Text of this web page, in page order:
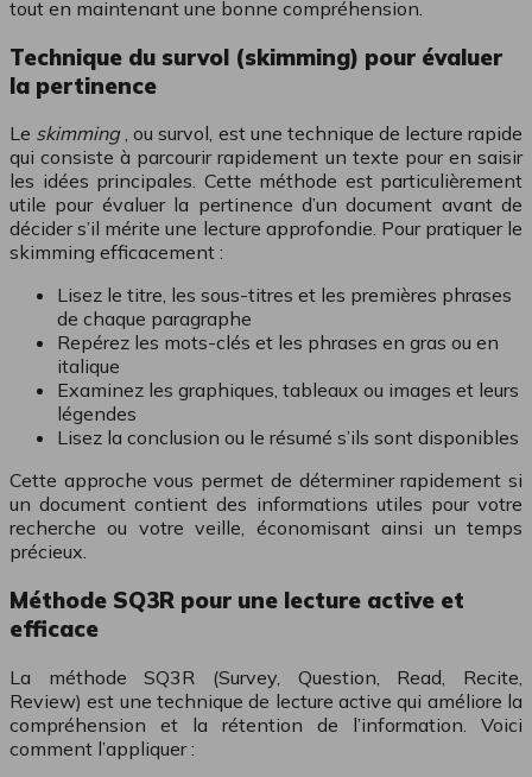
tout en maintenant une bonne compréhension.
Technique du survol (skimming) pour évaluer
la pertinence
Le skimming, ou survol, est une technique de lecture rapide
qui consiste à parcourir rapidement un texte pour en saisir
les idées principales. Cette méthode est particulièrement
utile pour évaluer la pertinence d’un document avant de
décider s’il mérite une lecture approfondie. Pour pratiquer le
skimming efficacement :
Lisez le titre, les sous-titres et les premières phrases
de chaque paragraphe
Repérez les mots-clés et les phrases en gras ou en
italique
Examinez les graphiques, tableaux ou images et leurs
légendes
Lisez la conclusion ou le résumé s’ils sont disponibles
Cette approche vous permet de déterminer rapidement si
un document contient des informations utiles pour votre
recherche ou votre veille, économisant ainsi un temps
précieux.
Méthode SQ3R pour une lecture active et
efficace
La méthode SQ3R (Survey, Question, Read, Recite,
Review) est une technique de lecture active qui améliore la
compréhension et la rétention de l’information. Voici
comment l’appliquer :